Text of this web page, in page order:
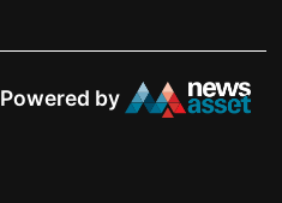
Powered by